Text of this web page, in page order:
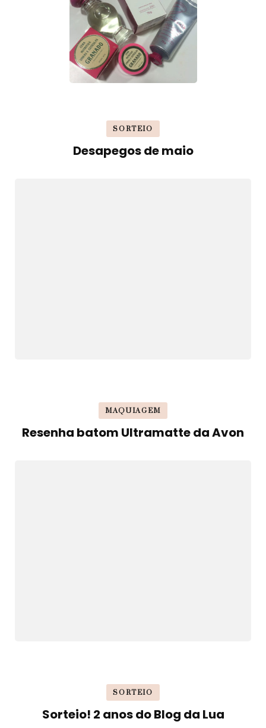
SORTEIO
Desapegos de maio
MAQUIAGEM
Resenha batom Ultramatte da Avon
SORTEIO
Sorteio! 2 anos do Blog da Lua